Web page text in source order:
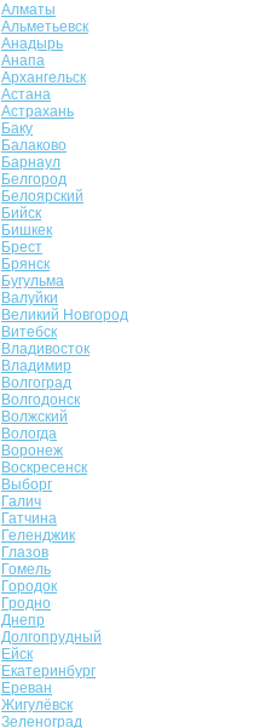
Алматы
Альметьевск
Анадырь
Анапа
Архангельск
Астана
Астрахань
Баку
Балаково
Барнаул
Белгород
Белоярский
Бийск
Бишкек
Брест
Брянск
Бугульма
Валуйки
Великий Новгород
Витебск
Владивосток
Владимир
Волгоград
Волгодонск
Волжский
Вологда
Воронеж
Воскресенск
Выборг
Галич
Гатчина
Геленджик
Глазов
Гомель
Городок
Гродно
Днепр
Долгопрудный
Ейск
Екатеринбург
Ереван
Жигулёвск
Зеленоград